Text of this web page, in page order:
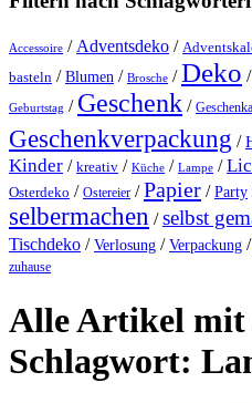
Accessoire / Adventsdeko /
basteln /Blumen / Brosche /Deko /
Geburtstag / Geschenk /
Geschenkverpackung /
Kinder / kreativ / Küche / Lampe /
Osterdeko / Ostereier /Papier /Party
selbermachen /selbst
Tischdeko /Verlosung /Verpackung /
zuhause
Alle Artikel mit
Schlagwort: